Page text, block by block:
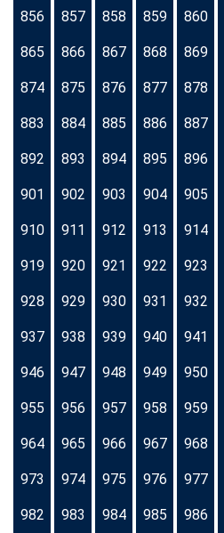
856 857 858 859 860
865 866 867 868 869
874 875 876 877 878
883 884 885 886 887
892 893 894 895 896
901 902 903 904 905
910 911 912 913 914
919 920 921 922 923
928 929 930 931 932
937 938 939 940 941
946 947 948 949 950
955 956 957 958 959
964 965 966 967 968
973 974 975 976 977
982 983 984 985 986